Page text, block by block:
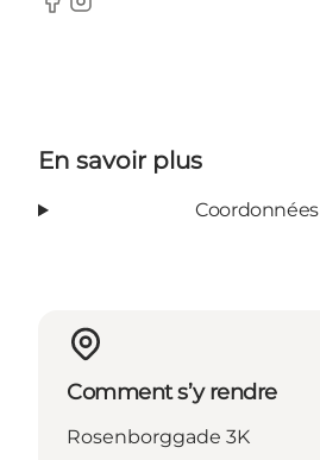
Facebook
Instagram
En savoir plus
Coordonnées
Comment s’y rendre
Rosenborggade 3K